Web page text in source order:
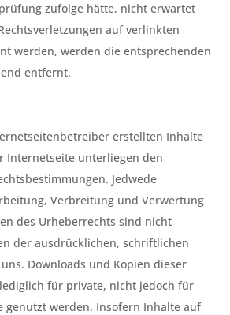
zufolge hätte, nicht erwartet
auf verlinkten
werden, werden die entsprechenden
entfernt.
erstellten Inhalte
Internetseite unterliegen den
Jedwede
Verbreitung und Verwertung
des Urheberrechts sind nicht
der ausdrücklichen, schriftlichen
Downloads und Kopien dieser
für private, nicht jedoch für
genutzt werden. Insofern Inhalte auf